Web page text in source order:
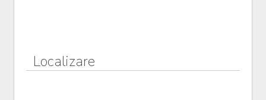
Localizare